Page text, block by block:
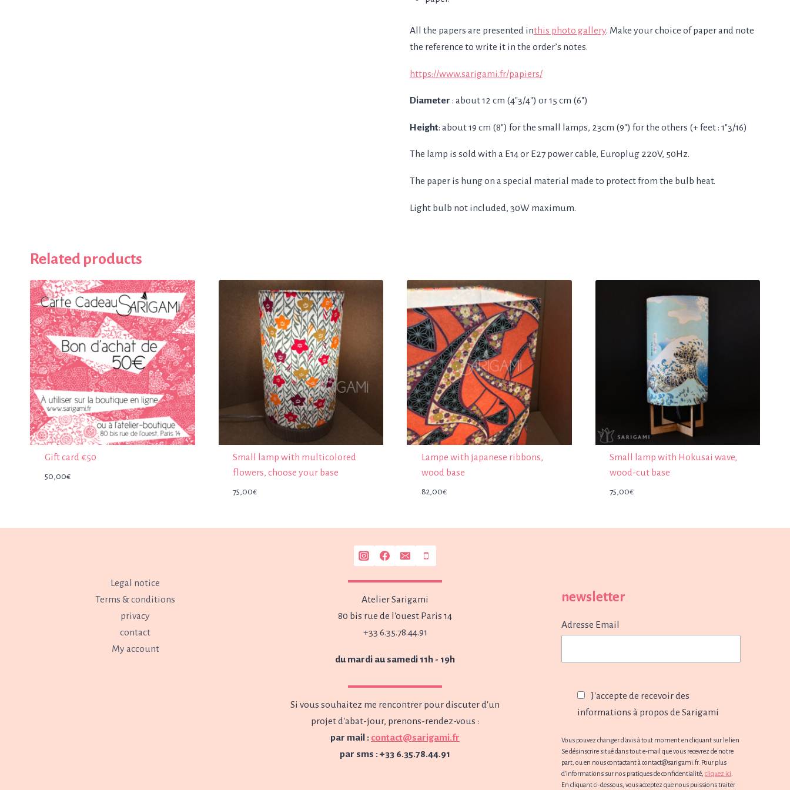
All the papers are presented inthis photo gallery. Make your choice of paper and note
the reference to write it in the order’s notes.
https://www.sarigami.fr/papiers/
Diameter : about 12 cm (4″3/4″) or 15 cm (6″)
Height: about 19 cm (8″) for the small lamps, 23cm (9″) for the others (+ feet : 1″3/16)
The lamp is sold with a E14 or E27 power cable, Europlug 220V, 50Hz.
The paper is hung on a special material made to protect from the bulb heat.
Light bulb not included, 30W maximum.
Related products
Gift card €50
50,00€
Small lamp with multicolored
flowers, choose your base
75,00€
Lampe with japanese ribbons,
wood base
82,00€
Small lamp with Hokusai wave,
wood-cut base
75,00€
Legal notice
Terms & conditions
privacy
contact
My account
Atelier Sarigami
80 bis rue de l'ouest Paris 14
+33 6.35.78.44.91
du mardi au samedi 11h - 19h
Si vous souhaitez me rencontrer pour discuter d'un
projet d'abat-jour, prenons-rendez-vous :
par mail : contact@sarigami.fr
par sms : +33 6.35.78.44.91
newsletter
Adresse Email
J'accepte de recevoir des
informations à propos de Sarigami
Vous pouvez changer d'avis à tout moment en cliquant sur le lien
Se désinscrire situé dans tout e-mail que vous recevrez de notre
part, ou en nous contactant à contact@sarigami.fr. Pour plus
d'informations sur nos pratiques de confidentialité, cliquez ici
En cliquant ci-dessous, vous acceptez que nous puissions traiter